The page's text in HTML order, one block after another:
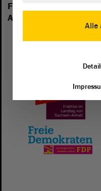
Folgende Fraktionen
Anhalt vertreten:
Alle